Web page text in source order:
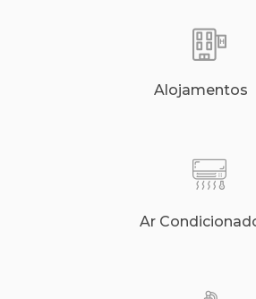
Alojamentos
Ar